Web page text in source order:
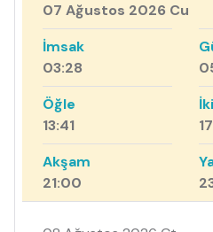
07 Ağustos 2026 Cu
İmsak
03:28
Öğle
13:41
Akşam
21:00